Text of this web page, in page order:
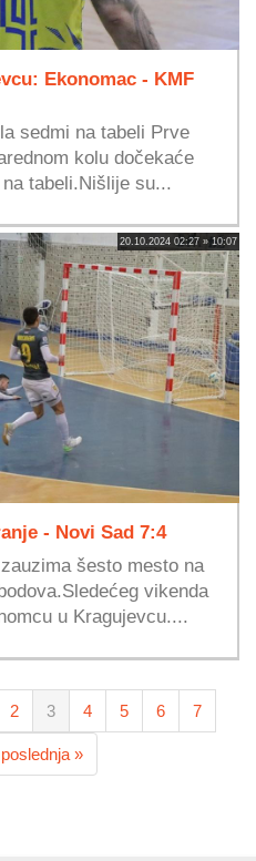
Ekonomac - KMF
sedmi na tabeli Prve
kolu dočekaće
tabeli.Nišlije su...
20.10.2024 02:27 » 10:07
- Novi Sad 7:4
šesto mesto na
vikenda
u Kragujevcu....
2 3 4 5 6 7
poslednja »